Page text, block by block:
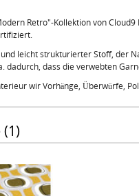
Retro"-Kollektion von
leicht strukturierter Stoff, der
dadurch, dass die verwebten
wir Vorhänge, Überwürfe,